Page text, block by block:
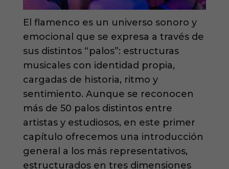
El flamenco es un universo sonoro y
emocional que se expresa a través de
sus distintos “palos”: estructuras
musicales con identidad propia,
cargadas de historia, ritmo y
sentimiento. Aunque se reconocen
más de 50 palos distintos entre
artistas y estudiosos, en este primer
capítulo ofrecemos una introducción
general a los más representativos,
estructurados en tres dimensiones